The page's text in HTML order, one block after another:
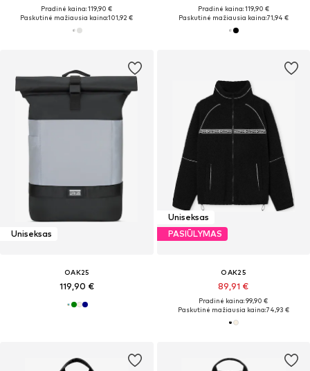
Pradinė kaina: 119,90 €
Paskutinė mažiausia kaina:101,92 €
Pradinė kaina: 119,90 €
Paskutinė mažiausia kaina:71,94 €
Uniseksas
OAK25
119,90 €
Uniseksas
PASIŪLYMAS
OAK25
89,91 €
Pradinė kaina: 99,90 €
Paskutinė mažiausia kaina:74,93 €